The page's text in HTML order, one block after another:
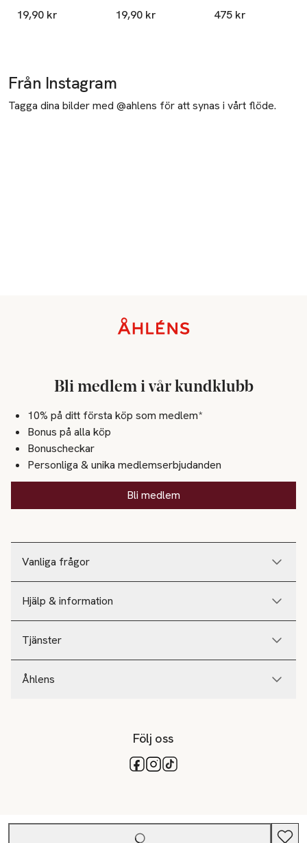
Hyaluronic Acid
19,90 kr
Vitamin C
19,90 kr
Infusion
475 kr
Från Instagram
Tagga dina bilder med @ahlens för att synas i vårt flöde.
Vanliga frågor
Hjälp & information
Tjänster
Åhlens
Bli medlem i vår kundklubb
10% på ditt första köp som medlem*
Bonus på alla köp
Bonuscheckar
Personliga & unika medlemserbjudanden
Bli medlem
Följ oss